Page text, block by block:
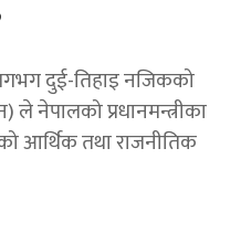
लगभग दुई-तिहाइ नजिकको
नेपालको प्रधानमन्त्रीका
आर्थिक तथा राजनीतिक